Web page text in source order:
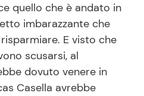
quello che è andato in
imbarazzante che
E visto che
scusarsi, al
dovuto venere in
Casella avrebbe